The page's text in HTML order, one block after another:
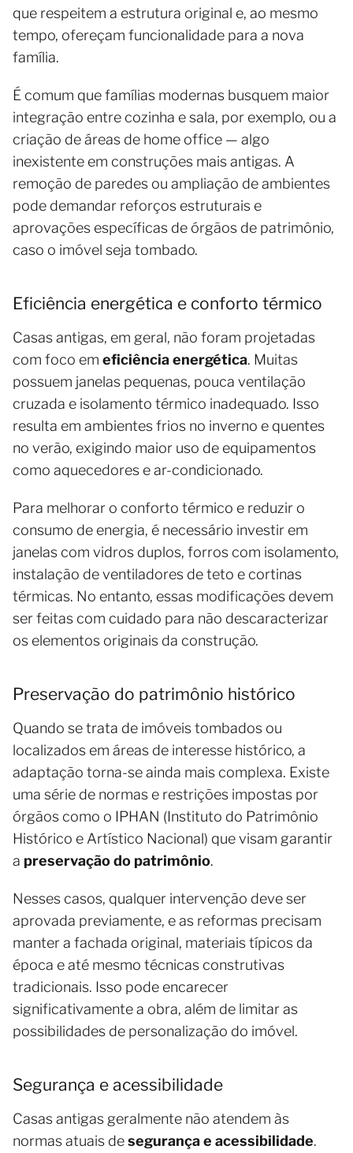
que respeitem a estrutura original e, ao mesmo
tempo, ofereçam funcionalidade para a nova
família.
É comum que famílias modernas busquem maior
integração entre cozinha e sala, por exemplo, ou a
criação de áreas de home office — algo
inexistente em construções mais antigas. A
remoção de paredes ou ampliação de ambientes
pode demandar reforços estruturais e
aprovações específicas de órgãos de patrimônio,
caso o imóvel seja tombado.
Eficiência energética e conforto térmico
Casas antigas, em geral, não foram projetadas
com foco em eficiência energética. Muitas
possuem janelas pequenas, pouca ventilação
cruzada e isolamento térmico inadequado. Isso
resulta em ambientes frios no inverno e quentes
no verão, exigindo maior uso de equipamentos
como aquecedores e ar-condicionado.
Para melhorar o conforto térmico e reduzir o
consumo de energia, é necessário investir em
janelas com vidros duplos, forros com isolamento,
instalação de ventiladores de teto e cortinas
térmicas. No entanto, essas modificações devem
ser feitas com cuidado para não descaracterizar
os elementos originais da construção.
Preservação do patrimônio histórico
Quando se trata de imóveis tombados ou
localizados em áreas de interesse histórico, a
adaptação torna-se ainda mais complexa. Existe
uma série de normas e restrições impostas por
órgãos como o IPHAN (Instituto do Patrimônio
Histórico e Artístico Nacional) que visam garantir
a preservação do patrimônio.
Nesses casos, qualquer intervenção deve ser
aprovada previamente, e as reformas precisam
manter a fachada original, materiais típicos da
época e até mesmo técnicas construtivas
tradicionais. Isso pode encarecer
significativamente a obra, além de limitar as
possibilidades de personalização do imóvel.
Segurança e acessibilidade
Casas antigas geralmente não atendem às
normas atuais desegurança e acessibilidade.